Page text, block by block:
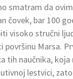
smatram da
čovek, bar 100
visoko stručni
Marsa.
tih naučnika,
lestvici,